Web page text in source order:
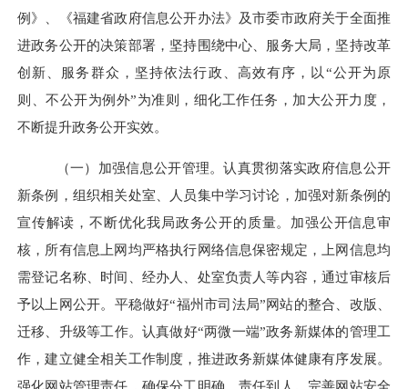
例》、《福建省政府信息公开办法》及市委市政府关于全面推
进政务公开的决策部署，坚持围绕中心、服务大局，坚持改革
创新、服务群众，坚持依法行政、高效有序，以“公开为原
则、不公开为例外”为准则，细化工作任务，加大公开力度，
不断提升政务公开实效。
（一）加强信息公开管理。认真贯彻落实政府信息公开
新条例，组织相关处室、人员集中学习讨论，加强对新条例的
宣传解读，不断优化我局政务公开的质量。加强公开信息审
核，所有信息上网均严格执行网络信息保密规定，上网信息均
需登记名称、时间、经办人、处室负责人等内容，通过审核后
予以上网公开。平稳做好“福州市司法局”网站的整合、改版、
迁移、升级等工作。认真做好“两微一端”政务新媒体的管理工
作，建立健全相关工作制度，推进政务新媒体健康有序发展。
强化网站管理责任，确保分工明确、责任到人。完善网站安全